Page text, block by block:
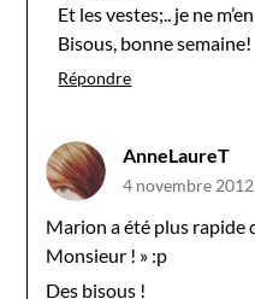
Et les vestes;.. je ne
Bisous, bonne semaine!
Répondre
AnneLaureT
4 novembre
Marion a été plus rapide
Monsieur ! » :p
Des bisous !